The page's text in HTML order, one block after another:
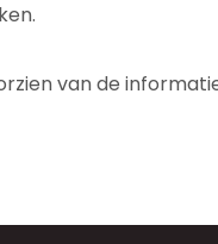
van de